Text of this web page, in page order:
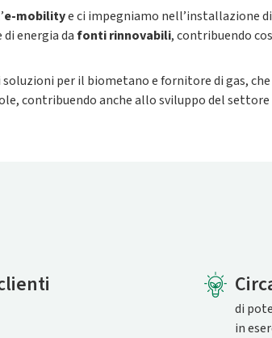
e-mobilitye ci impegniamo nell’installazione
energia dafonti rinnovabili, contribuendo
per il biometano e fornitore di gas,
contribuendo anche allo sviluppo del settore
di
in